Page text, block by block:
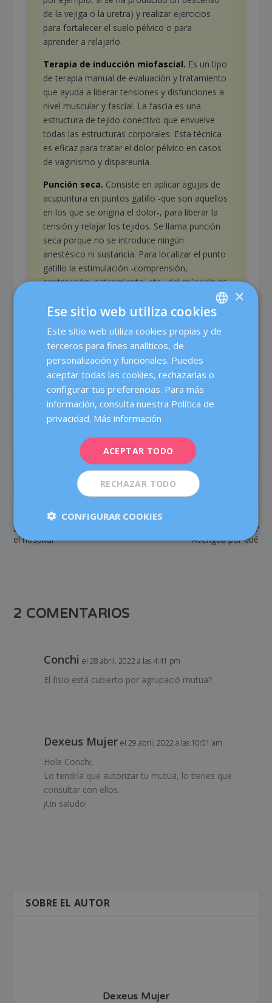
de la vejiga o la uretra) y realizar ejercicios
para fortalecer el suelo pélvico o para
aprender a relajarlo.
Terapia de inducción miofascial. Es un tipo
de terapia manual de evaluación y tratamiento
que ayuda a liberar tensiones y disfunciones a
nivel muscular y fascial. La fascia es una
estructura de tejido conectivo que envuelve
todas las estructuras corporales. Esta técnica
es eficaz para tratar el dolor pélvico en casos
de vaginismo y dispareunia.
Punción seca. Consiste en aplicar agujas de
acupuntura en puntos gatillo -que son aquellos
en los que se origina el dolor-, para liberar la
tensión y relajar los tejidos. Se llama punción
seca porque no se introduce ningún
anestésico ni sustancia. Para localizar el punto
gatillo la estimulación -comprensión,
contracción, estiramiento, etc.- del músculo es
vital. Es útil en casos de problemas músculo-
esqueléticos.
COMPARTIR: VALORACIÓN:
Duelo perinatal: cómo se
acompaña a las familias en
el hospital
estrés o aburrimiento…?
Averigua por qué
2 COMENTARIOS
Conchi el 28 abril, 2022 a las 4:41 pm
El fisio está cubierto por agrupació mutua?
Dexeus Mujer el 29 abril, 2022 a las 10:01 am
Hola Conchi,
Lo tendría que autorizar tu mutua, lo tienes que
consultar con ellos.
¡Un saludo!
SOBRE EL AUTOR
Dexeus Mujer
SPANISH
×
Ese sitio web utiliza cookies
Este sitio web utiliza cookies propias y de
terceros para fines analíticos, de
personalización y funcionales. Puedes
aceptar todas las cookies, rechazarlas o
configurar tus preferencias. Para más
información, consulta nuestra Política de
privacidad. Más información
ACEPTAR TODO
RECHAZAR TODO
CONFIGURAR COOKIES